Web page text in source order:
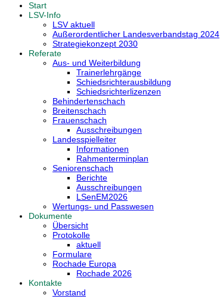
Start
LSV-Info
LSV aktuell
Außerordentlicher Landesverbandstag 2024
Strategiekonzept 2030
Referate
Aus- und Weiterbildung
Trainerlehrgänge
Schiedsrichterausbildung
Schiedsrichterlizenzen
Behindertenschach
Breitenschach
Frauenschach
Ausschreibungen
Landesspielleiter
Informationen
Rahmenterminplan
Seniorenschach
Berichte
Ausschreibungen
LSenEM2026
Wertungs- und Passwesen
Dokumente
Übersicht
Protokolle
aktuell
Formulare
Rochade Europa
Rochade 2026
Kontakte
Vorstand